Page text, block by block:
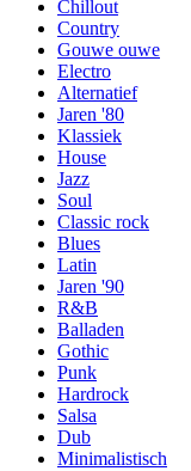
Chillout
Country
Gouwe ouwe
Electro
Alternatief
Jaren '80
Klassiek
House
Jazz
Soul
Classic rock
Blues
Latin
Jaren '90
R&B
Balladen
Gothic
Punk
Hardrock
Salsa
Dub
Minimalistisch